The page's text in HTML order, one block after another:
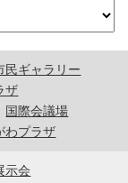
民ギャラリー
ザ
国際会議場
わプラザ
示会